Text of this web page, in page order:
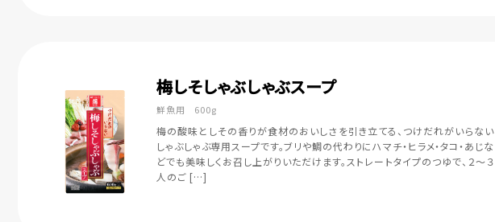
梅しそしゃぶしゃぶスープ
鮮魚用 600g
梅の酸味としその香りが食材のおいしさを引き立てる、つけだれがいらない
しゃぶしゃぶ専用スープです。ブリや鯛の代わりにハマチ・ヒラメ・タコ・あじな
どでも美味しくお召し上がりいただけます。ストレートタイプのつゆで、２～３
人のご […]